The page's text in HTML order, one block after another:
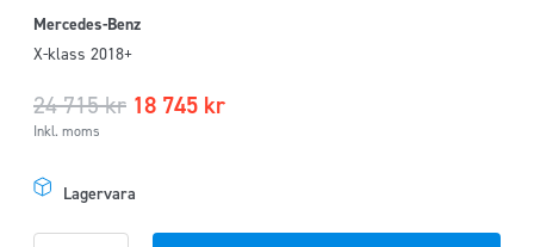
Mercedes-Benz
X-klass 2018+
24 715kr 18 745 kr
Inkl. moms
Lagervara